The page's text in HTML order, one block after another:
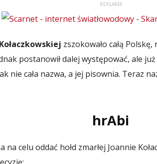
REKLAMA
zszokowało całą
postanowił dalej występować, ale
nie cała nazwa, a jej pisownia. Teraz
hrAbi
na celu oddać hołd zmarłej Joannie